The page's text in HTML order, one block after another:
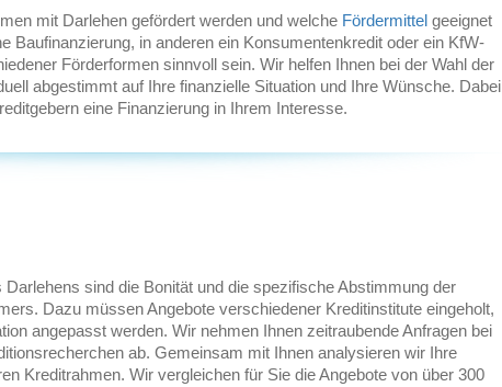
mit Darlehen gefördert werden und welche Fördermittel geeignet
Baufinanzierung, in anderen ein Konsumentenkredit oder ein KfW-
Förderformen sinnvoll sein. Wir helfen Ihnen bei der Wahl der
abgestimmt auf Ihre finanzielle Situation und Ihre Wünsche. Dabei
eine Finanzierung in Ihrem Interesse.
sind die Bonität und die spezifische Abstimmung der
Dazu müssen Angebote verschiedener Kreditinstitute eingeholt,
angepasst werden. Wir nehmen Ihnen zeitraubende Anfragen bei
ab. Gemeinsam mit Ihnen analysieren wir Ihre
Kreditrahmen. Wir vergleichen für Sie die Angebote von über 300